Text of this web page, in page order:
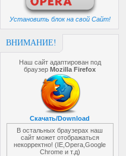
Установить блок на свой Сайт!
ВНИМАНИЕ!
Наш сайт адаптирован под
браузерMozilla Firefox
Скачать/Download
В остальных браузерах наш
сайт может отображаться
некорректно! (IE,Opera,Google
Chrome и т.д)